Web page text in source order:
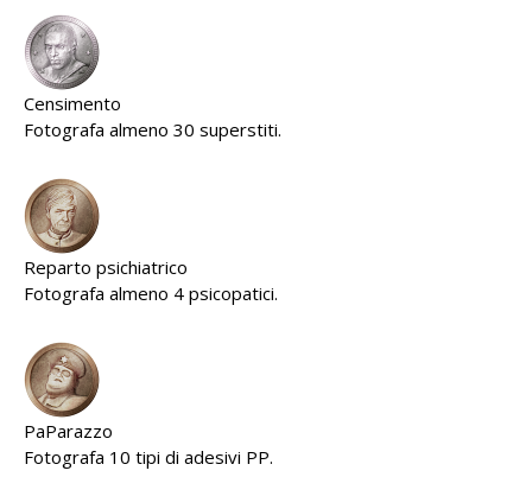
Censimento
Fotografa almeno 30 superstiti.
Reparto psichiatrico
Fotografa almeno 4 psicopatici.
PaParazzo
Fotografa 10 tipi di adesivi PP.